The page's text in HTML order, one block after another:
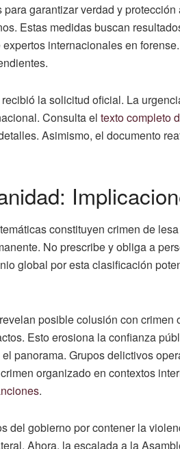
garantizar verdad y protección
Estas medidas buscan
internacionales en
la solicitud oficial. La
Consulta el texto completo
Asimismo, el documento
constituyen crimen de
No prescribe y obliga a
global por esta clasificación
posible colusión con crimen
Esto erosiona la confianza
panorama. Grupos delictivos
organizado en contextos
.
del gobierno por contener la
Ahora, la escalada a la